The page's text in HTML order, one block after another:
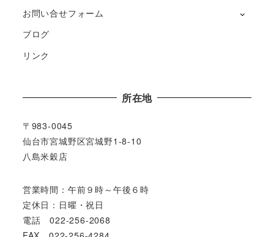
お問い合せフォーム
ブログ
リンク
所在地
〒983-0045
仙台市宮城野区宮城野1-8-10
八島米穀店
営業時間：午前９時～午後６時
定休日：日曜・祝日
電話 022-256-2068